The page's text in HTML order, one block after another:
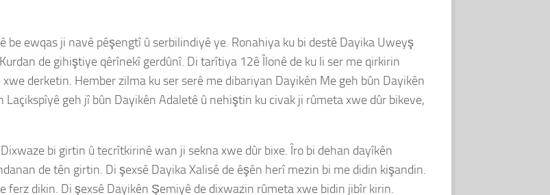
be ewqas ji navê pêşengtî û serbilindiyê ye. Ronahiya ku bi destê Dayika Uweyş
de gihiştiye qêrînekî gerdûnî. Di tarîtiya 12ê Îlonê de ku li ser me qirkirin
derketin. Hember zilma ku ser serê me dibariyan Dayikên Me geh bûn Dayikên
geh jî bûn Dayikên Adaletê û nehiştin ku civak ji rûmeta xwe dûr bikeve,
bi girtin û tecrîtkirinê wan ji sekna xwe dûr bixe. Îro bi dehan dayîkên
de tên girtin. Di şexsê Dayika Xalisê de êşên herî mezin bi me didin kişandin.
ferz dikin. Di şexsê Dayikên Şemiyê de dixwazin rûmeta xwe bidin jibîr kirin.